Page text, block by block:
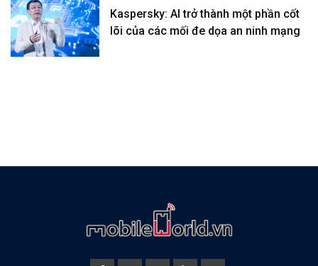
Kaspersky: AI trở thành một phần cốt
lõi của các mối đe dọa an ninh mạng